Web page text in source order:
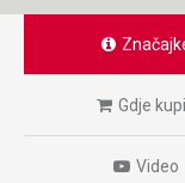
Gdje
Video